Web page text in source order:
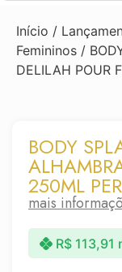
Início /
Femininos /
DELILAH POUR
BODY
250ML
mais
R$113,91